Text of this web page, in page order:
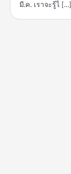
มี.ค. เราจะรู้ไ […]